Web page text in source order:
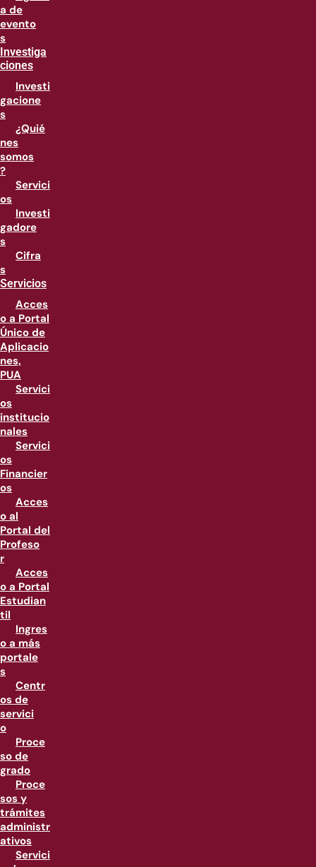
a de
evento
s
Investiga
ciones
Investi
gacione
s
¿Quié
nes
somos
?
Servici
os
Investi
gadore
s
Cifra
s
Servicios
Acces
o a Portal
Único de
Aplicacio
nes,
PUA
Servici
os
institucio
nales
Servici
os
Financier
os
Acces
o al
Portal del
Profeso
r
Acces
o a Portal
Estudian
til
Ingres
o a más
portale
s
Centr
os de
servici
o
Proce
so de
grado
Proce
sos y
trámites
administr
ativos
Servici